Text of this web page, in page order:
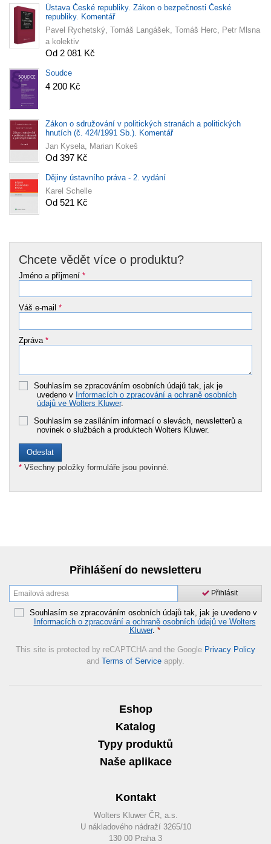
Ústava České republiky. Zákon o bezpečnosti České
republiky. Komentář
Pavel Rychetský, Tomáš Langášek, Tomáš Herc, Petr Mlsna
a kolektiv
Od 2 081 Kč
Soudce
4 200 Kč
Zákon o sdružování v politických stranách a politických
hnutích (č. 424/1991 Sb.). Komentář
Jan Kysela, Marian Kokeš
Od 397 Kč
Dějiny ústavního práva - 2. vydání
Karel Schelle
Od 521 Kč
Chcete vědět více o produktu?
Jméno a příjmení *
Váš e-mail *
Zpráva *
Souhlasím se zpracováním osobních údajů tak, jak je
uvedeno v Informacích o zpracování a ochraně osobních
údajů ve Wolters Kluwer.
Souhlasím se zasíláním informací o slevách, newsletterů a
novinek o službách a produktech Wolters Kluwer.
* Všechny položky formuláře jsou povinné.
Přihlášení do newsletteru
Přihlásit
Souhlasím se zpracováním osobních údajů tak, jak je uvedeno v
Informacích o zpracování a ochraně osobních údajů ve Wolters
Kluwer. *
This site is protected by reCAPTCHA and the Google Privacy Policy
and Terms of Service apply.
Eshop
Katalog
Typy produktů
Naše aplikace
Kontakt
Wolters Kluwer ČR, a.s.
U nákladového nádraží 3265/10
130 00 Praha 3